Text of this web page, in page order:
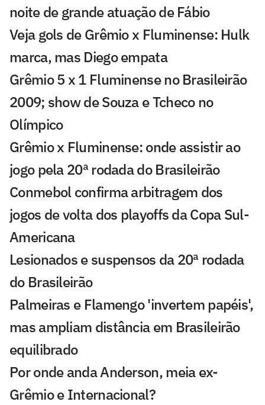
noite de grande atuação de Fábio
Veja gols de Grêmio x Fluminense: Hulk
marca, mas Diego empata
Grêmio 5 x 1 Fluminense no Brasileirão
2009; show de Souza e Tcheco no
Olímpico
Grêmio x Fluminense: onde assistir ao
jogo pela 20ª rodada do Brasileirão
Conmebol confirma arbitragem dos
jogos de volta dos playoffs da Copa Sul-
Americana
Lesionados e suspensos da 20ª rodada
do Brasileirão
Palmeiras e Flamengo 'invertem papéis',
mas ampliam distância em Brasileirão
equilibrado
Por onde anda Anderson, meia ex-
Grêmio e Internacional?